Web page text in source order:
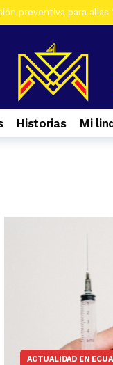
preventiva para alias
7 heridos por
farmacias
era utilizada para
Eterna, el santuario
Historias Mi
ACTUALIDAD EN